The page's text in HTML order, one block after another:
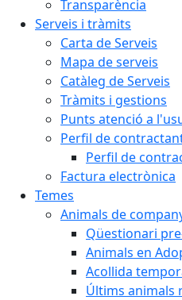
Transparència
Serveis i tràmits
Carta de Serveis
Mapa de serveis
Catàleg de Serveis
Tràmits i gestions
Punts atenció a
Perfil de
Perfil de
Factura electrònica
Temes
Animals de
Qüestionari
Animals en
Acollida
Últims animals